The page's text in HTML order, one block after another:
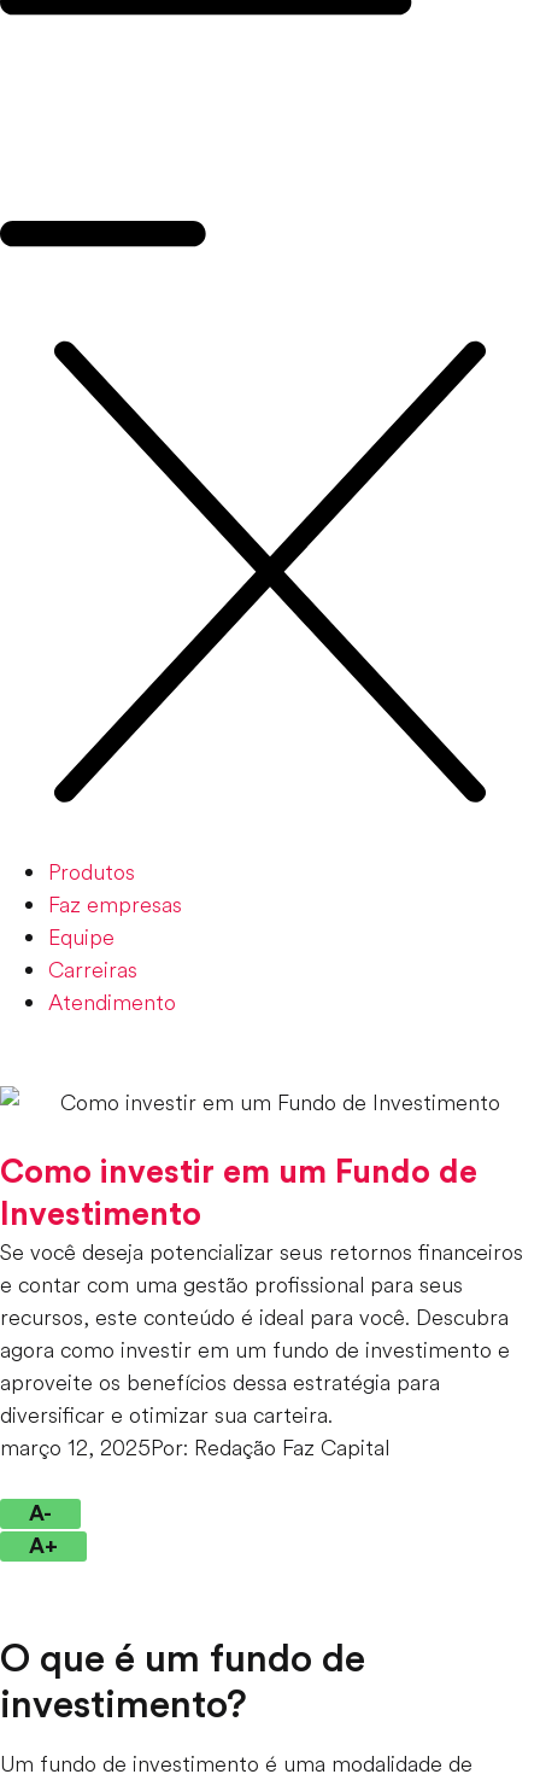
Produtos
Faz empresas
Equipe
Carreiras
Atendimento
Como investir em um Fundo de
Investimento
Se você deseja potencializar seus retornos financeiros
e contar com uma gestão profissional para seus
recursos, este conteúdo é ideal para você. Descubra
agora como investir em um fundo de investimento e
aproveite os benefícios dessa estratégia para
diversificar e otimizar sua carteira.
março 12, 2025Por: Redação Faz Capital
A-
A+
O que é um fundo de
investimento?
Um fundo de investimento é uma modalidade de